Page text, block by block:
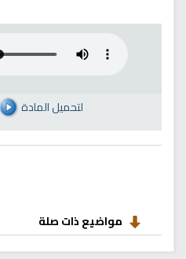
لتحميل المادة
مواضيع ذات صلة